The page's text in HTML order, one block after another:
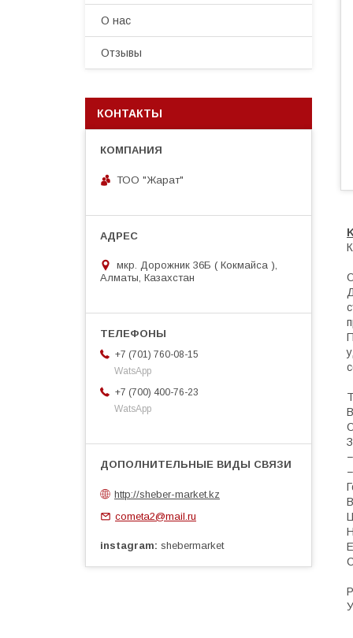
О нас
Отзывы
КОНТАКТЫ
ТОО "Жарат"
мкр. Дорожник 36Б ( Кокмайса ),
Алматы, Казахстан
+7 (701) 760-08-15
WatsApp
+7 (700) 400-76-23
WatsApp
http://sheber-market.kz
cometa2@mail.ru
instagram shebermarket